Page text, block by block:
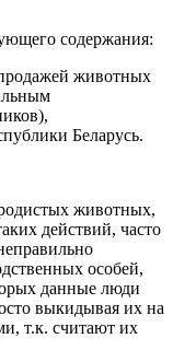
содержания:
животных
Беларусь.
животных,
действий, часто
особей,
данные люди
выкидывая их на
т.к. считают их